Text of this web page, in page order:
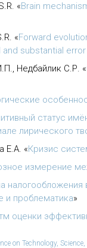
«Brain
«Forward
substantial
Недбайлик С.Р. «
статус
лирического
Е.А. «Кризис
измерение
налогообложения
и проблематика»
оценки
on Technology,